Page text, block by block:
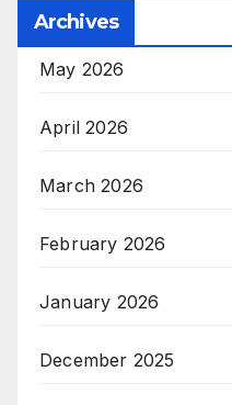
Archives
May 2026
April 2026
March 2026
February 2026
January 2026
December 2025